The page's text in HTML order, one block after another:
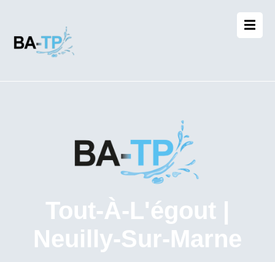
Tout-À-L'égout |
Neuilly-Sur-Marne